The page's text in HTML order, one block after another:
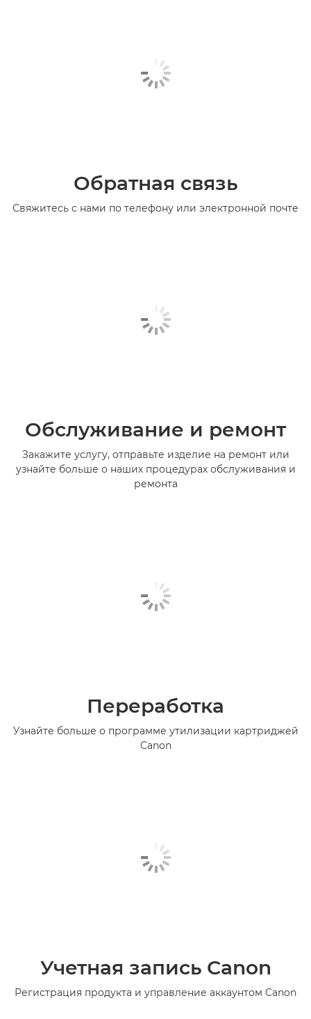
Обратная связь
Свяжитесь с нами по телефону или электронной почте
Обслуживание и ремонт
Закажите услугу, отправьте изделие на ремонт или
узнайте больше о наших процедурах обслуживания и
ремонта
Переработка
Узнайте больше о программе утилизации картриджей
Canon
Учетная запись Canon
Регистрация продукта и управление аккаунтом Canon